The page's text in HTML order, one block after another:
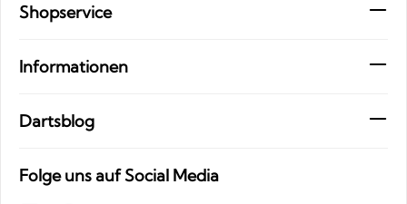
Shopservice
Informationen
Dartsblog
Folge uns auf Social Media